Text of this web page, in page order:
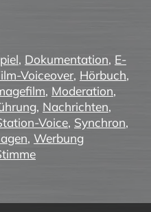
, Dokumentation, E-
Voiceover, Hörbuch,
, Moderation,
, Nachrichten,
Voice, Synchron,
, Werbung